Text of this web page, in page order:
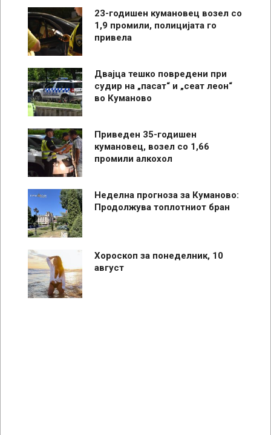
23-годишен кумановец возел со
1,9 промили, полицијата го
привела
Двајца тешко повредени при
судир на „пасат“ и „сеат леон“
во Куманово
Приведен 35-годишен
кумановец, возел со 1,66
промили алкохол
Неделна прогноза за Куманово:
Продолжува топлотниот бран
Хороскоп за понеделник, 10
август